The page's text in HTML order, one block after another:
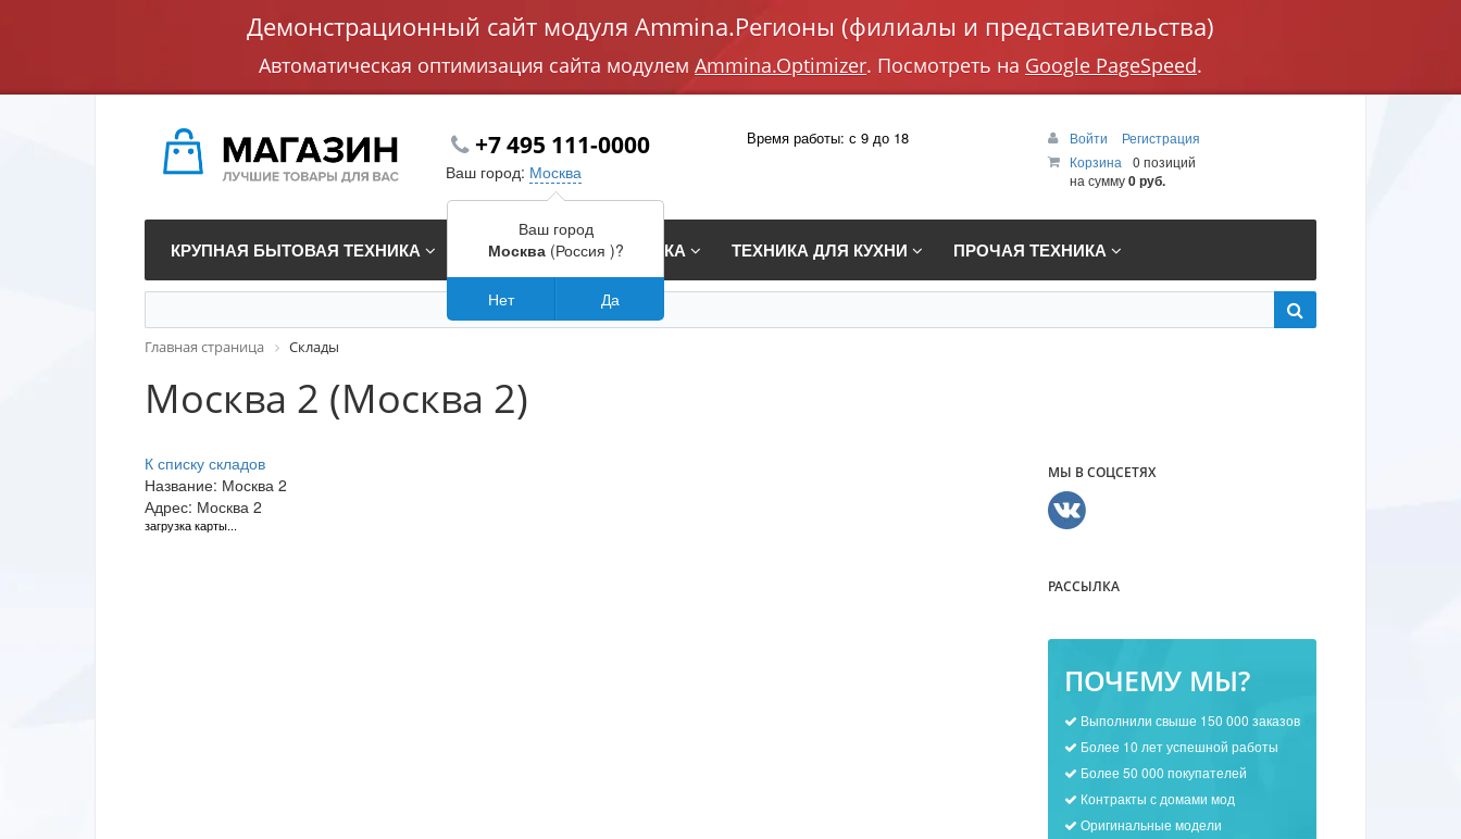
Демонстрационный сайт модуля Ammina.Регионы (филиалы и представительства)
Автоматическая оптимизация сайта модулем Ammina.Optimizer. Посмотреть на Google PageSpeed.
+7 495 111-0000
Ваш город: Москва
Время работы: с 9 до 18 Войти
Регистрация
Корзина
0 позиций
на сумму0 руб.
КРУПНАЯ БЫТОВАЯ ТЕХНИКА ВСТРАИВАЕМАЯ ТЕХНИКА ТЕХНИКА ДЛЯ КУХНИ ПРОЧАЯ ТЕХНИКА
Главная страница Склады
Москва 2 (Москва 2)
К списку складов
Название: Москва 2
Адрес: Москва 2
загрузка карты...
МЫ В СОЦСЕТЯХ
РАССЫЛКА
ПОЧЕМУ МЫ?
Выполнили свыше 150 000 заказов
Более 10 лет успешной работы
Более 50 000 покупателей
Контракты с домами мод
Оригинальные модели
Ваш город
Москва(Россия )?
Нет Да